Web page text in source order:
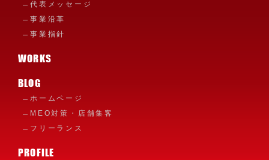
代表メッセージ
事業沿革
事業指針
WORKS
BLOG
ホームページ
MEO対策・店舗集客
フリーランス
PROFILE